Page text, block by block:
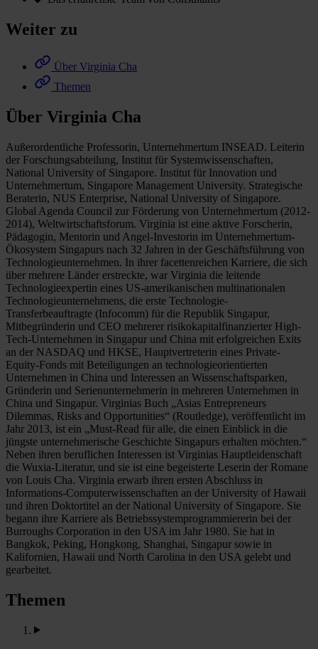
Weiter zu
Über Virginia Cha
Themen
Über Virginia Cha
Außerordentliche Professorin, Unternehmertum INSEAD. Leiterin
der Forschungsabteilung, Institut für Systemwissenschaften,
National University of Singapore. Institut für Innovation und
Unternehmertum, Singapore Management University. Strategische
Beraterin, NUS Enterprise, National University of Singapore.
Global Agenda Council zur Förderung von Unternehmertum (2012-
2014), Weltwirtschaftsforum. Virginia ist eine aktive Forscherin,
Pädagogin, Mentorin und Angel-Investorin im Unternehmertum-
Ökosystem Singapurs nach 32 Jahren in der Geschäftsführung von
Technologieunternehmen. In ihrer facettenreichen Karriere, die sich
über mehrere Länder erstreckte, war Virginia die leitende
Technologieexpertin eines US-amerikanischen multinationalen
Technologieunternehmens, die erste Technologie-
Transferbeauftragte (Infocomm) für die Republik Singapur,
Mitbegründerin und CEO mehrerer risikokapitalfinanzierter High-
Tech-Unternehmen in Singapur und China mit erfolgreichen Exits
an der NASDAQ und HKSE, Hauptvertreterin eines Private-
Equity-Fonds mit Beteiligungen an technologieorientierten
Unternehmen in China und Interessen an Wissenschaftsparken,
Gründerin und Serienunternehmerin in mehreren Unternehmen in
China und Singapur. Virginias Buch „Asias Entrepreneurs
Dilemmas, Risks and Opportunities“ (Routledge), veröffentlicht im
Jahr 2013, ist ein „Must-Read für alle, die einen Einblick in die
jüngste unternehmerische Geschichte Singapurs erhalten möchten.“
Neben ihren beruflichen Interessen ist Virginias Hauptleidenschaft
die Wuxia-Literatur, und sie ist eine begeisterte Leserin der Romane
von Louis Cha. Virginia erwarb ihren ersten Abschluss in
Informations-Computerwissenschaften an der University of Hawaii
und ihren Doktortitel an der National University of Singapore. Sie
begann ihre Karriere als Betriebssystemprogrammiererin bei der
Burroughs Corporation in den USA im Jahr 1980. Sie hat in
Bangkok, Peking, Hongkong, Shanghai, Singapur sowie in
Kalifornien, Hawaii und North Carolina in den USA gelebt und
gearbeitet.
Themen